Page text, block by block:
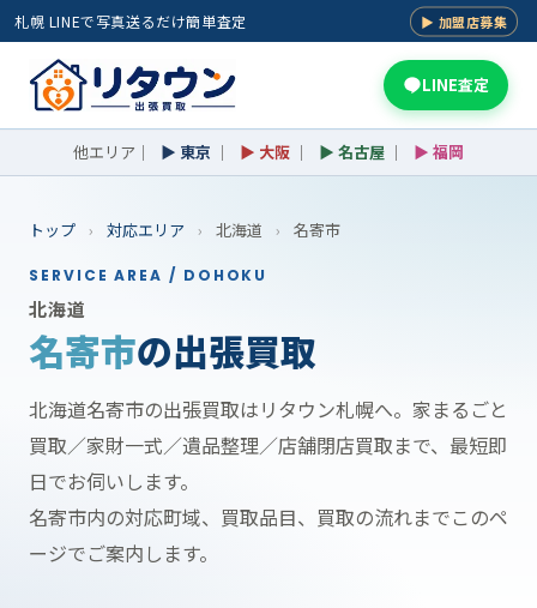
札幌 LINEで写真送るだけ簡単査定 ▶ 加盟店募集
LINE査定
他エリア｜ ▶ 東京 ｜ ▶ 大阪 ｜ ▶ 名古屋 ｜ ▶ 福岡
トップ › 対応エリア › 北海道 › 名寄市
SERVICE AREA / DOHOKU
北海道
名寄市の出張買取
北海道名寄市の出張買取はリタウン札幌へ。家まるごと
買取／家財一式／遺品整理／店舗閉店買取まで、最短即
日でお伺いします。
名寄市内の対応町域、買取品目、買取の流れまでこのペ
ージでご案内します。